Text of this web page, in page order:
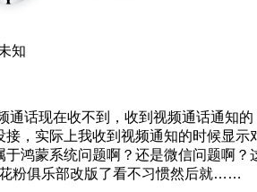
知
通话现在收不到，收到视频通话通知的
接，实际上我收到视频通知的时候显示
于鸿蒙系统问题啊？还是微信问题啊？
粉俱乐部改版了看不习惯然后就……